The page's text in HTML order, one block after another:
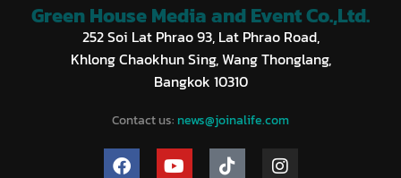
Green House Media and Event Co.,Ltd.
252 Soi Lat Phrao 93, Lat Phrao Road,
Khlong Chaokhun Sing, Wang Thonglang,
Bangkok 10310
Contact us: news@joinalife.com